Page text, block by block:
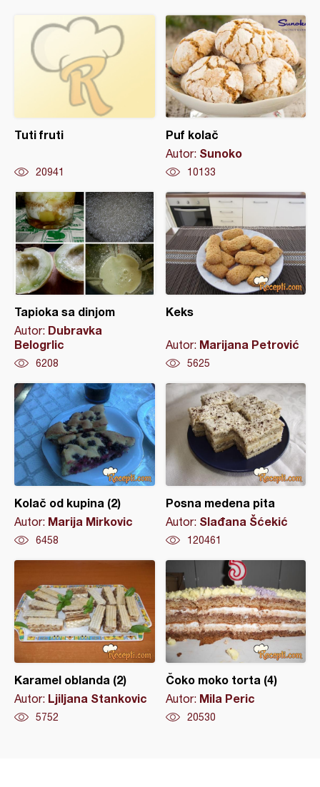
Tuti fruti
20941
Puf kolač
Autor: Sunoko
10133
Tapioka sa dinjom
Autor: Dubravka
Belogrlic
6208
Keks
Autor: Marijana Petrović
5625
Kolač od kupina (2)
Autor: Marija Mirkovic
6458
Posna medena pita
Autor: Slađana Šćekić
120461
Karamel oblanda (2)
Autor: Ljiljana Stankovic
5752
Čoko moko torta (4)
Autor: Mila Peric
20530